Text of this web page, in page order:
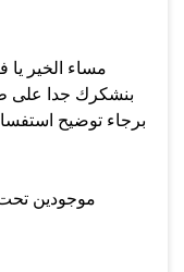
مساء الخير
بنشكرك جدا على
برجاء توضيح
موجودين